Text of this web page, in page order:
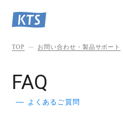
TOP お問い合わせ・製品サポート
FAQ
よくあるご質問